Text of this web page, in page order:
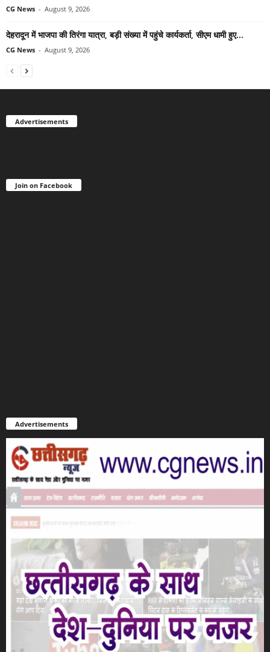
CG News - August 9, 2026
देहरादून में भाजपा की तिरंगा यात्रा, बड़ी संख्या में पहुंचे कार्यकर्ता, सीएम धामी हुए...
CG News - August 9, 2026
Advertisements
Join on Facebook
Advertisements